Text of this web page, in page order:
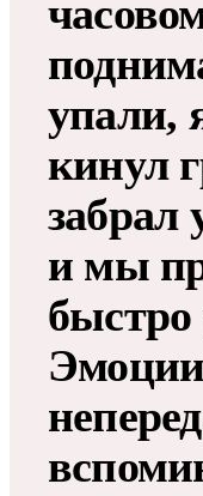
упали,
кинул
забрал
и мы
быстро
Эмоции